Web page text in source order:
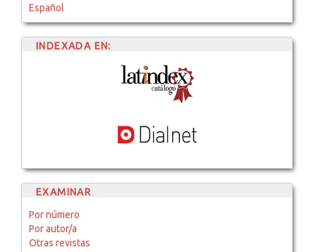
Español
INDEXADA EN:
EXAMINAR
Por número
Por autor/a
Otras revistas